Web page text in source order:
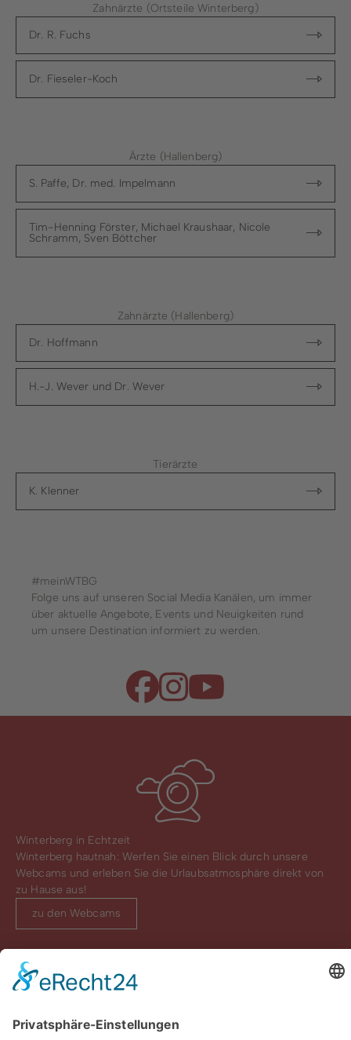
Zahnärzte (Ortsteile Winterberg)
Dr. R. Fuchs
Dr. Fieseler-Koch
Ärzte (Hallenberg)
S. Paffe, Dr. med. Impelmann
Tim-Henning Förster, Michael Kraushaar, Nicole
Schramm, Sven Böttcher
Zahnärzte (Hallenberg)
Dr. Hoffmann
H.-J. Wever und Dr. Wever
Tierärzte
K. Klenner
#meinWTBG
Folge uns auf unseren Social Media Kanälen, um immer
über aktuelle Angebote, Events und Neuigkeiten rund
um unsere Destination informiert zu werden.
Winterberg in Echtzeit
Winterberg hautnah: Werfen Sie einen Blick durch unsere
Webcams und erleben Sie die Urlaubsatmosphäre direkt von
zu Hause aus!
zu den Webcams